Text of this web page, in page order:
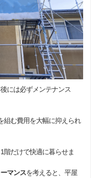
には必ずメンテナンス
組む費用を大幅に抑えられ
階だけで快適に暮らせま
マンスを考えると、平屋